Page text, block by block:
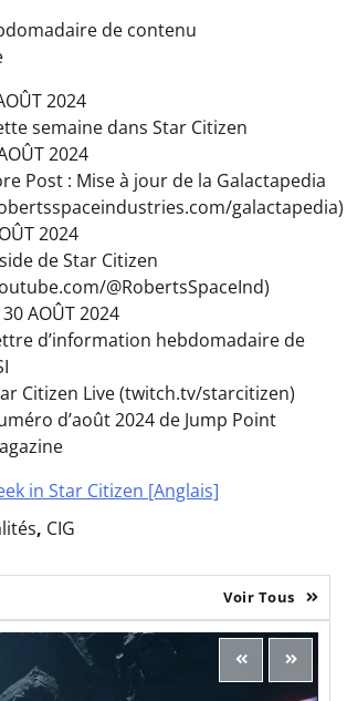
de contenu
2024
semaine dans Star Citizen
2024
Post : Mise à jour de la Galactapedia
galactapedia)
2024
de Star Citizen
@RobertsSpaceInd)
AOÛT 2024
d’information hebdomadaire de
Citizen Live (twitch.tv/starcitizen)
d’août 2024 de Jump Point
in Star Citizen [Anglais]
, CIG
Voir Tous